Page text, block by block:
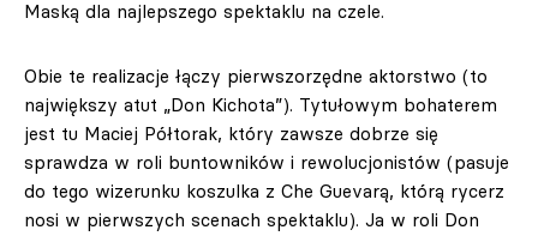
Maską dla najlepszego spektaklu na czele.
Obie te realizacje łączy pierwszorzędne aktorstwo (to
największy atut „Don Kichota”). Tytułowym bohaterem
jest tu Maciej Półtorak, który zawsze dobrze się
sprawdza w roli buntowników i rewolucjonistów (pasuje
do tego wizerunku koszulka z Che Guevarą, którą rycerz
nosi w pierwszych scenach spektaklu). Ja w roli Don